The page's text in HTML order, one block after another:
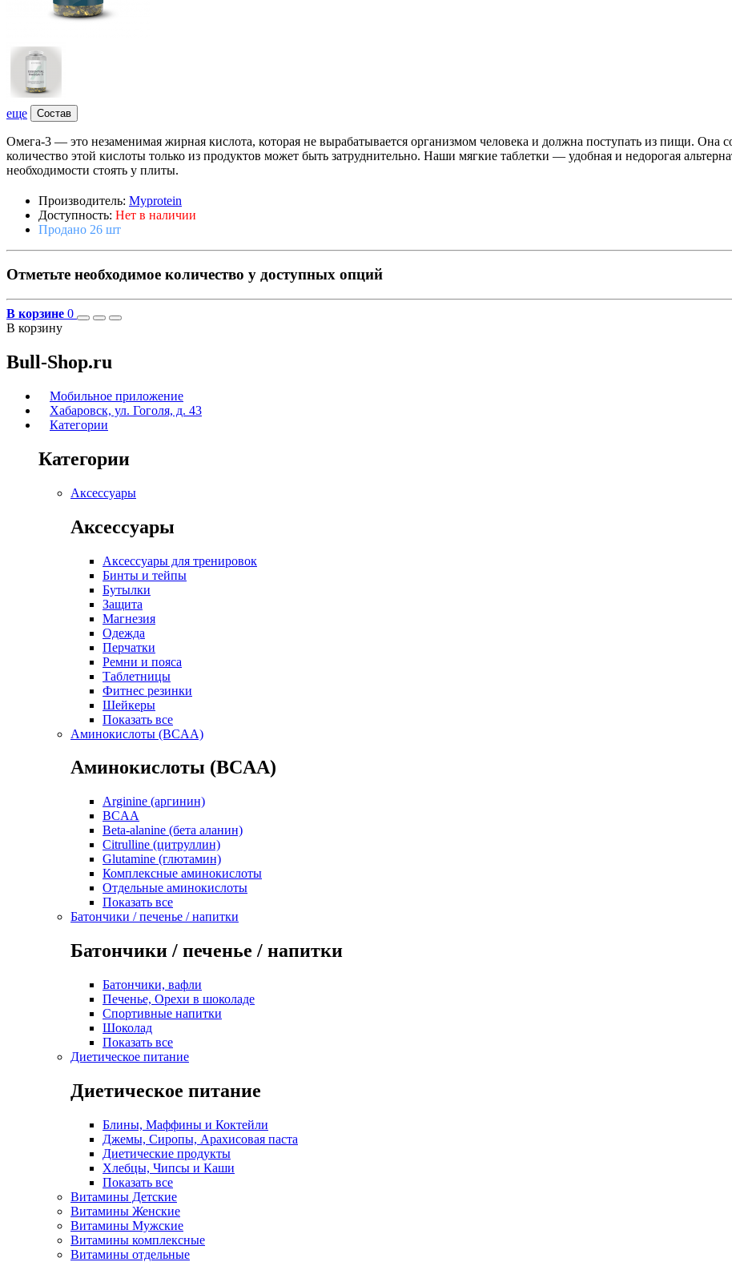
еще Состав
Омега-3 — это незаменимая жирная кислота, которая не вырабатывается организмом человека и должна поступать из пищи. Она
количество этой кислоты только из продуктов может быть затруднительно. Наши мягкие таблетки — удобная и недорогая
необходимости стоять у плиты.
Производитель: Myprotein
Доступность: Нет в наличии
Продано 26 шт
Отметьте необходимое количество у доступных опций
В корзине 0
В корзину
Bull-Shop.ru
Мобильное приложение
Хабаровск, ул. Гоголя, д. 43
Категории
Категории
Аксессуары
Аксессуары
Аксессуары для тренировок
Бинты и тейпы
Бутылки
Защита
Магнезия
Одежда
Перчатки
Ремни и пояса
Таблетницы
Фитнес резинки
Шейкеры
Показать все
Аминокислоты (BCAA)
Аминокислоты (BCAA)
Arginine (аргинин)
BCAA
Beta-alanine (бета аланин)
Citrulline (цитруллин)
Glutamine (глютамин)
Комплексные аминокислоты
Отдельные аминокислоты
Показать все
Батончики / печенье / напитки
Батончики / печенье / напитки
Батончики, вафли
Печенье, Орехи в шоколаде
Спортивные напитки
Шоколад
Показать все
Диетическое питание
Диетическое питание
Блины, Маффины и Коктейли
Джемы, Сиропы, Арахисовая паста
Диетические продукты
Хлебцы, Чипсы и Каши
Показать все
Витамины Детские
Витамины Женские
Витамины Мужские
Витамины комплексные
Витамины отдельные